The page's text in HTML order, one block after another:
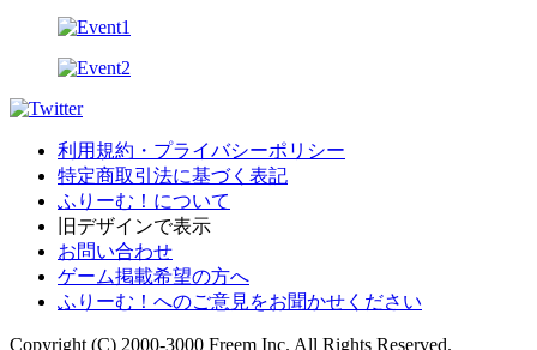
利用規約・プライバシーポリシー
特定商取引法に基づく表記
ふりーむ！について
旧デザインで表示
お問い合わせ
ゲーム掲載希望の方へ
ふりーむ！へのご意見をお聞かせください
Copyright (C) 2000-3000 Freem Inc. All Rights Reserved.